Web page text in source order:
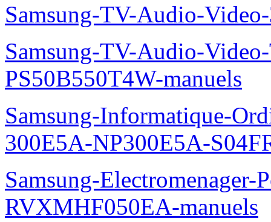
Samsung-TV-Audio-
Samsung-TV-Audio-
PS50B550T4W-manuels
Samsung-Informatique-
300E5A-NP300E5A-
Samsung-
RVXMHF050EA-manuels